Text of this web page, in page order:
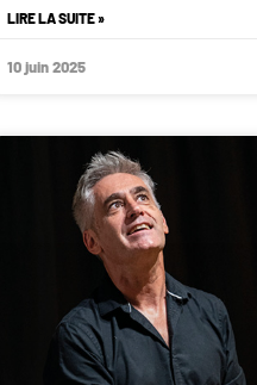
LIRE LA SUITE »
10 juin 2025